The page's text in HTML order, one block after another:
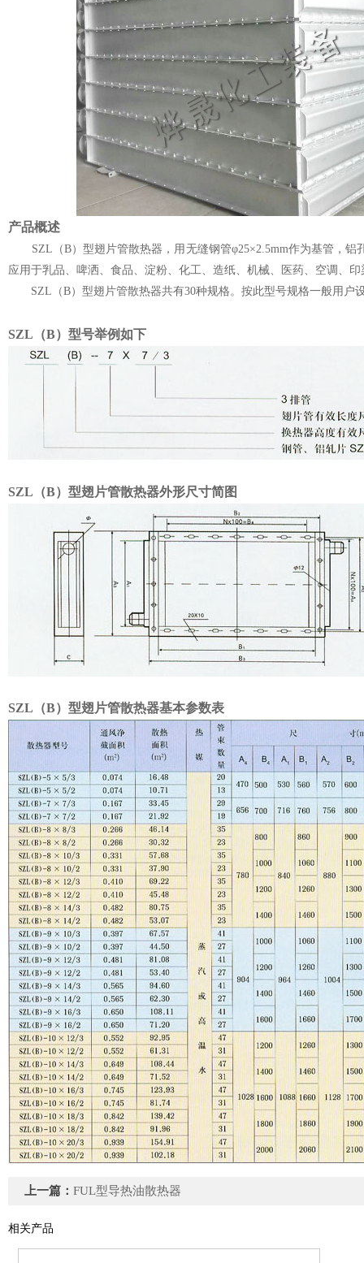
产品概述
SZL（B）型翅片管散热器，用无缝钢管φ25×2.5mm作为基管，铝
应用于乳品、啤洒、食品、淀粉、化工、造纸、机械、医药、空调、印
SZL（B）型翅片管散热器共有30种规格。按此型号规格一般用户
SZL（B）型号举例如下
SZL（B）型翅片管散热器外形尺寸简图
SZL（B）型翅片管散热器基本参数表
上一篇： FUL型导热油散热器
相关产品